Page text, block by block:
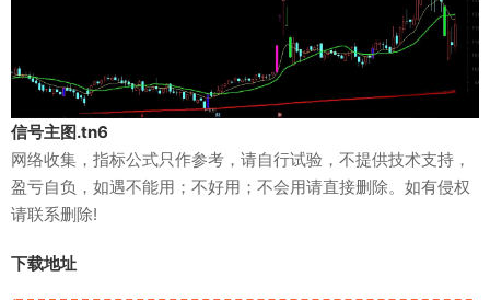
信号主图.tn6
网络收集，指标公式只作参考，请自行试验，不提供技术支持，
盈亏自负，如遇不能用；不好用；不会用请直接删除。如有侵权
请联系删除!
下载地址